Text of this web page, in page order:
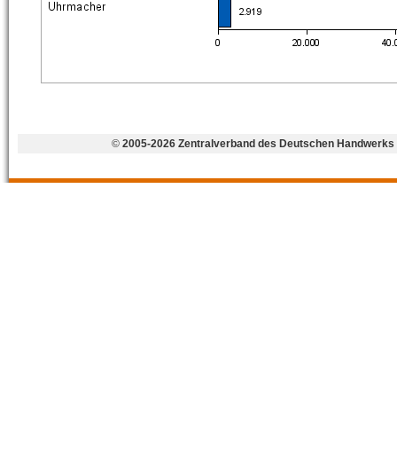
© 2005-2026 Zentralverband des Deutschen Handwerks